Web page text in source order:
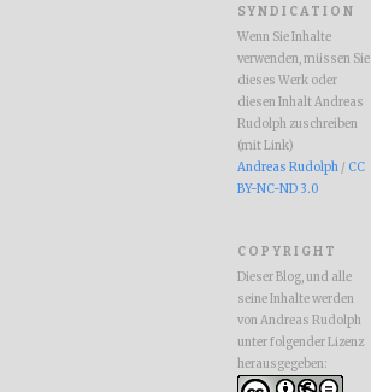
SYNDICATION
Wenn Sie Inhalte
verwenden, müssen Sie
dieses Werk oder
diesen Inhalt Andreas
Rudolph zuschreiben
(mit Link)
Andreas Rudolph / CC
BY-NC-ND 3.0
COPYRIGHT
Dieser Blog, und alle
seine Inhalte werden
von Andreas Rudolph
unter folgender Lizenz
herausgegeben: